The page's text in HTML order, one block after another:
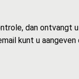
dan ontvangt
kunt u